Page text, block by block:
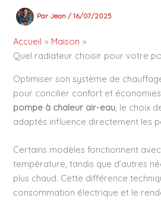
Par Jean/16/07/2025
Accueil
Maison
Quel radiateur choisir pour votre
Optimiser son système de
pour concilier confort et économies
pompe à chaleur air-eau, le choix
adaptés influence directement les
Certains modèles fonctionnent
température, tandis que d’autres
plus chaud. Cette différence
consommation électrique et le